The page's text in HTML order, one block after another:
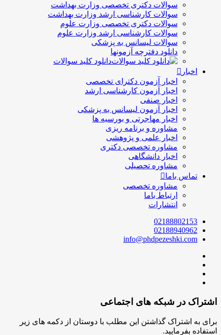
سوالات دکتری تخصصی وزارت بهداشت
سوالات کارشناسی ارشد وزارت بهداشت
سوالات دکتری تخصصی وزارت علوم
سوالات کارشناسی ارشد وزارت علوم
سوالات لیسانس به پزشکی
دانلود دفترچه آزمونها
دانلود کلید سوالات
اخبار
اخبار آزمون دکترای تخصصی
اخبار آزمون کارشناسی ارشد
اخبار صنفی
اخبار آزمون لیسانس به پزشکی
اخبار مهاجرتی و بورسیه ها
مشاوره و برنامه ریزی
اخبار علمی و پژوهشی
مشاوره تخصصی دکتری
اخبار دانشگاهی
مشاوره تحصیلی
تماس باما
مشاوره تخصصی
ارتباط باما
انتشارات
02188802153
02188940962
info@phdpezeshki.com
اشتراک در شبکه های اجتماعی
برای به اشتراک گذاشتن این مطلب با دوستان از دکمه های زیر
استفاده بفرمایید.